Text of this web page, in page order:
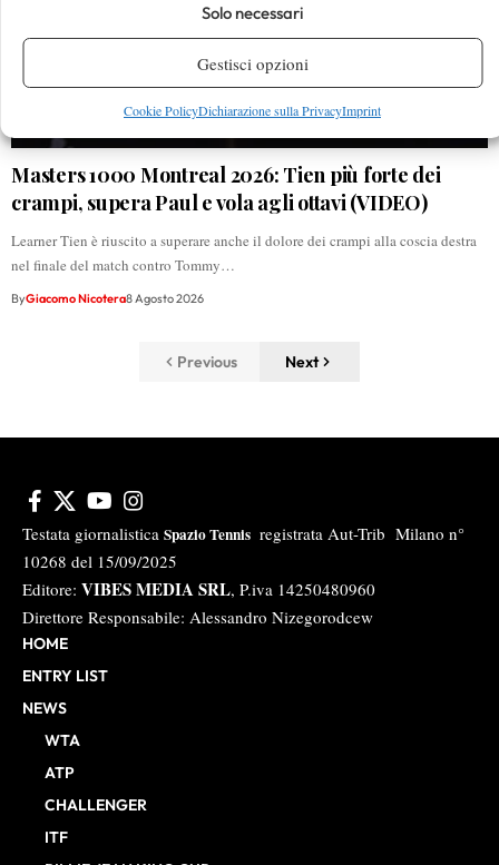
Solo necessari
Gestisci opzioni
Cookie PolicyDichiarazione sulla PrivacyImprint
Masters 1000 Montreal 2026: Tien più forte dei
crampi, supera Paul e vola agli ottavi (VIDEO)
Learner Tien è riuscito a superare anche il dolore dei crampi alla coscia destra
nel finale del match contro Tommy…
ByGiacomo Nicotera8 Agosto 2026
Previous Next
Testata giornalistica Spazio Tennis registrata Aut-Trib Milano n°
10268 del 15/09/2025
Editore: VIBES MEDIA SRL, P.iva 14250480960
Direttore Responsabile: Alessandro Nizegorodcew
HOME
ENTRY LIST
NEWS
WTA
ATP
CHALLENGER
ITF